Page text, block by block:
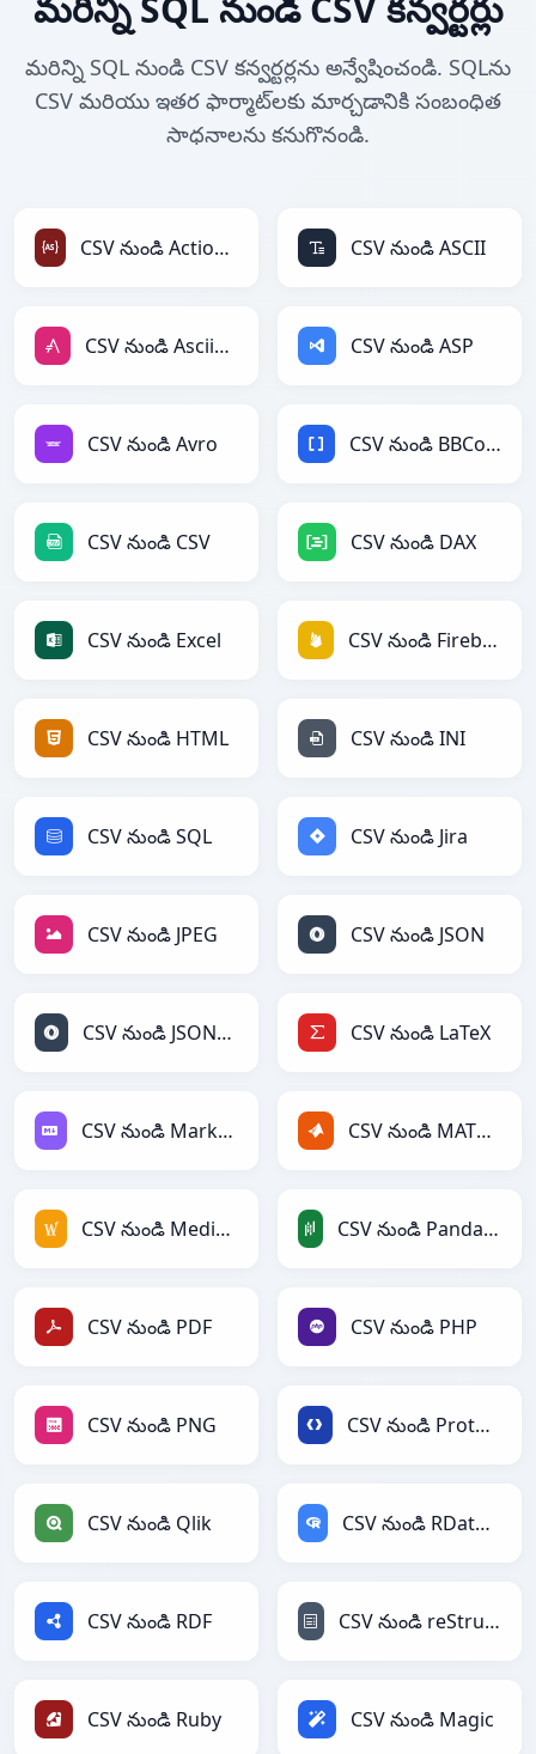
మరిన్ని SQL నుండి CSV కన్వర్టర్లను అన్వేషించండి. SQLను
CSV మరియు ఇతర ఫార్మాట్‌లకు మార్చడానికి సంబంధిత
సాధనాలను కనుగొనండి.
CSV నుండి ActionScript CSV నుండి ASCII
CSV నుండి AsciiDoc CSV నుండి ASP
CSV నుండి Avro CSV నుండి BBCode
CSV నుండి CSV CSV నుండి DAX
CSV నుండి Excel CSV నుండి Firebase
CSV నుండి HTML CSV నుండి INI
CSV నుండి SQL CSV నుండి Jira
CSV నుండి JPEG CSV నుండి JSON
CSV నుండి JSONLines CSV నుండి LaTeX
CSV నుండి Markdown CSV నుండి MATLAB
CSV నుండి MediaWiki CSV నుండి PandasDataFrame
CSV నుండి PDF CSV నుండి PHP
CSV నుండి PNG CSV నుండి Protobuf
CSV నుండి Qlik CSV నుండి RDataFrame
CSV నుండి RDF CSV నుండి reStructuredText
CSV నుండి Ruby CSV నుండి Magic